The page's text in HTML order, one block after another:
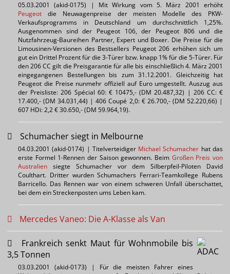
05.03.2001 (akid-0175) | Mit Wirkung vom 5. März 2001 erhöht
Peugeot die Neuwagenpreise der meisten Modelle des PKW-
Verkaufsprogramms in Deutschland um durchschnittlich 1,25%.
Ausgenommen sind der Peugeot 106, der Peugeot 806 und die
Nutzfahrzeug-Baureihen Partner, Expert und Boxer. Die Preise für die
Limousinen-Versionen des Bestsellers Peugeot 206 erhöhen sich um
gut ein Drittel Prozent für die 3-Türer bzw. knapp 1% für die 5-Türer. Für
den 206 CC gilt die Preisgarantie für alle bis einschließlich 4. März 2001
eingegangenen Bestellungen bis zum 31.12.2001. Gleichzeitig hat
Peugeot die Preise nunmehr offiziell auf Euro umgestellt. Auszug aus
der Preisliste: 206 Spécial 60: € 10475,- (DM 20.487,32) | 206 CC: €
17.400,- (DM 34.031,44) | 406 Coupé 2,0: € 26.700,- (DM 52.220,66) |
607 HDi: 2,2 € 30.650,- (DM 59.964,19).
Schumacher siegt in Melbourne
04.03.2001 (akid-0174) | Titelverteidiger Michael Schumacher hat das
erste Formel 1-Rennen der Saison gewonnen. Beim Großen Preis von
Australien siegte Schumacher vor dem Silberpfeil-Piloten David
Coulthart. Dritter wurden Schumachers Ferrari-Teamkollege Rubens
Barricello. Das Rennen war von einem schweren Unfall überschattet,
bei dem ein Streckenposten ums Leben kam.
Mercedes Vaneo: Die A-Klasse als Van
Frankreich senkt Maut für Wohnmobile bis
3,5 Tonnen
03.03.2001 (akid-0173) | Für die meisten Fahrer eines